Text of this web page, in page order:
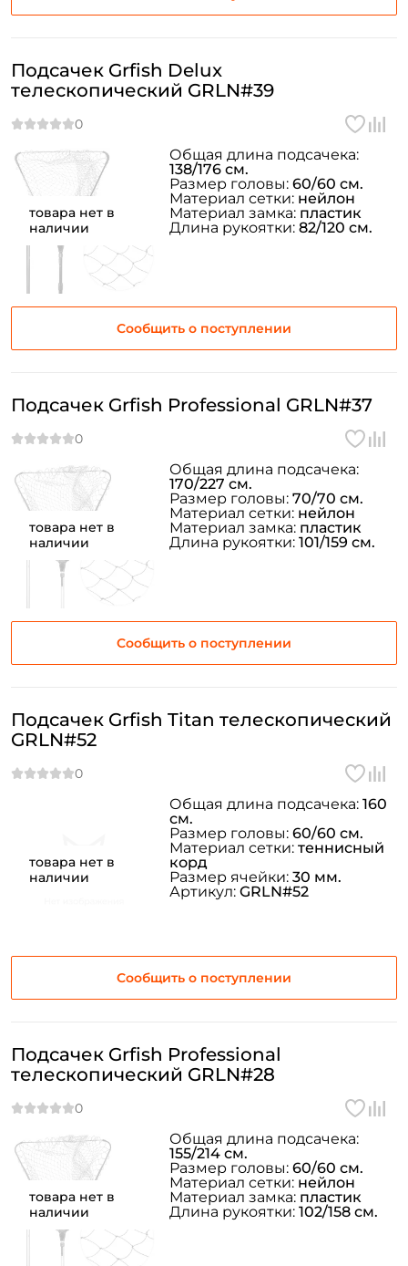
товара нет в
наличии
Подсачек Grfish Delux
телескопический GRLN#39
Сообщить о поступлении
Общая длина подсачека:
138/176 см.
Размер головы: 60/60 см.
Материал сетки: нейлон
Материал замка: пластик
Длина рукоятки: 82/120 см.
товара нет в
наличии
Подсачек Grfish Professional GRLN#37
Сообщить о поступлении
Общая длина подсачека:
170/227 см.
Размер головы: 70/70 см.
Материал сетки: нейлон
Материал замка: пластик
Длина рукоятки: 101/159 см.
товара нет в
наличии
Подсачек Grfish Titan телескопический
GRLN#52
Сообщить о поступлении
Общая длина подсачека: 160
см.
Размер головы: 60/60 см.
Материал сетки: теннисный
корд
Размер ячейки: 30 мм.
Артикул: GRLN#52
товара нет в
наличии
Подсачек Grfish Professional
телескопический GRLN#28
Общая длина подсачека:
155/214 см.
Размер головы: 60/60 см.
Материал сетки: нейлон
Материал замка: пластик
Длина рукоятки: 102/158 см.
Придумайте пароль: *
Повторите пароль: *
Заполняя данную форму вы соглашаетесь на обработку
персональных данных
Создать аккаунт
У меня уже есть аккаунт